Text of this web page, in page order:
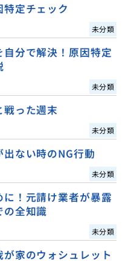
定チェック
未分類
分で解決！原因特定
未分類
った週末
未分類
ない時のNG行動
未分類
！元請け業者が暴露
の全知識
未分類
家のウォシュレット